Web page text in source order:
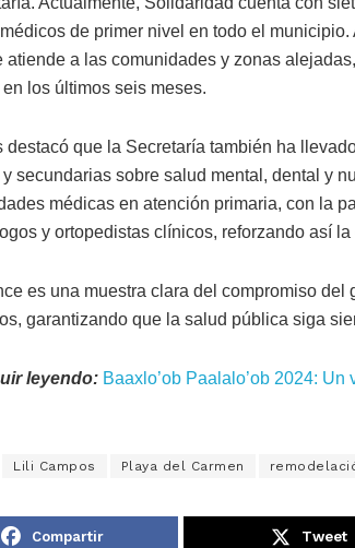
de primer nivel en todo el
atiende a las comunidades y zonas
los últimos seis meses.
destacó que la Secretaría también ha
secundarias sobre salud mental, dental y
médicas en atención primaria, con la
y ortopedistas clínicos, reforzando así
es una muestra clara del compromiso
garantizando que la salud pública siga
leyendo: Baaxlo’ob Paalalo’ob 2024:
Lili Campos Playa del Carmen
Compartir Tweet